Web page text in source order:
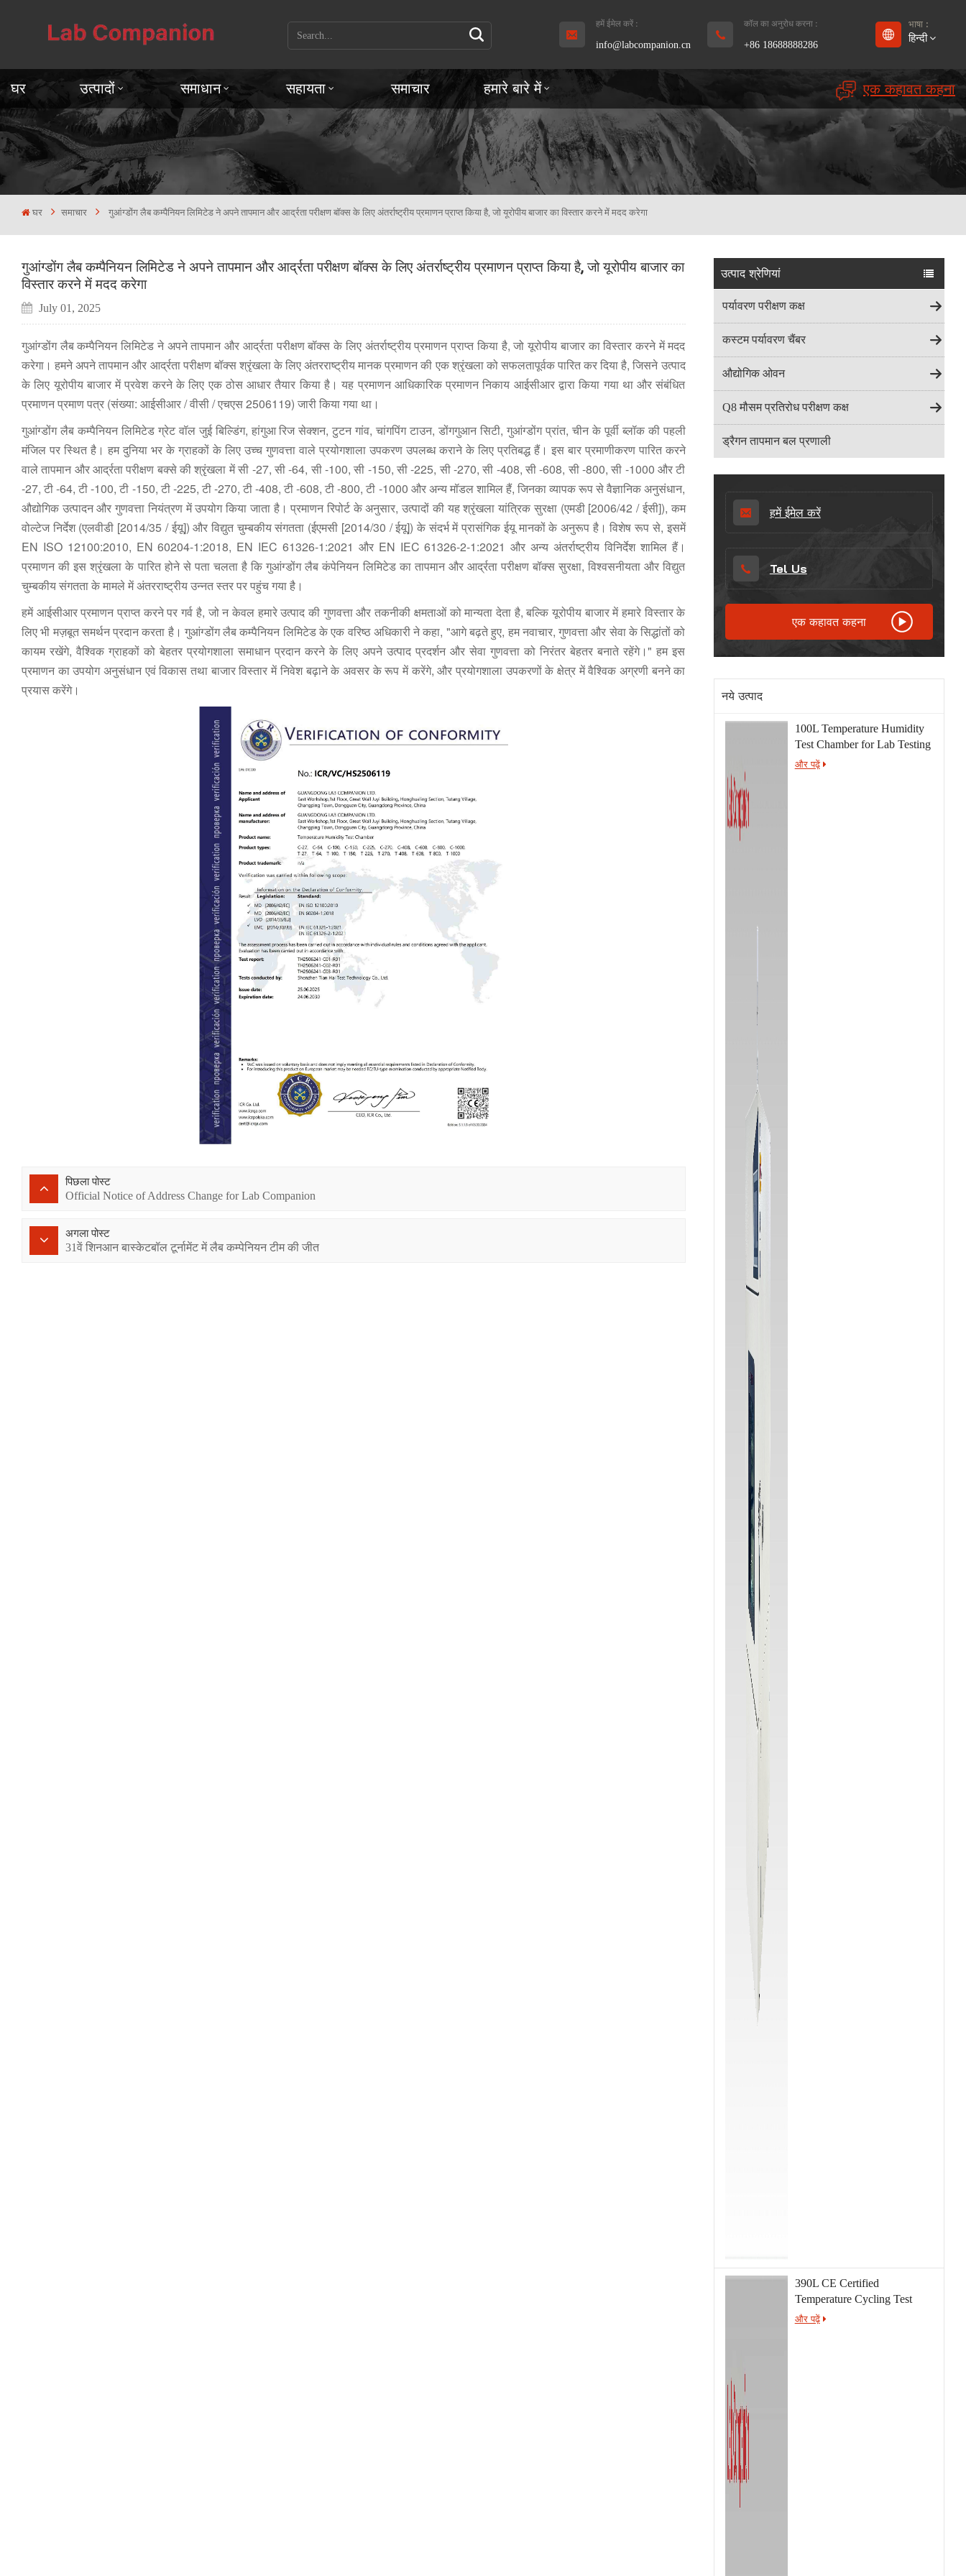
हमें ईमेल करें :
info@labcompanion.cn
कॉल का अनुरोध करना :
+86 18688888286
भाषा :
हिन्दी
English
Español
ภาษาไทย
日本語
Tiếng Việt
中文
घर उत्पादों समाधान सहायता समाचार हमारे बारे में एक कहावत कहना
घर समाचार गुआंग्डोंग लैब कम्पैनियन लिमिटेड ने अपने तापमान और आर्द्रता परीक्षण बॉक्स के लिए अंतर्राष्ट्रीय प्रमाणन प्राप्त किया है, जो यूरोपीय बाजार का विस्तार करने में मदद करेगा
उत्पाद श्रेणियां
पर्यावरण परीक्षण कक्ष
कस्टम पर्यावरण चैंबर
औद्योगिक ओवन
Q8 मौसम प्रतिरोध परीक्षण कक्ष
ड्रैगन तापमान बल प्रणाली
हमें ईमेल करें
Tel Us
एक कहावत कहना
नये उत्पाद
100L Temperature Humidity
Test Chamber for Lab Testing
और पढ़ें
390L CE Certified
Temperature Cycling Test
Chamber
और पढ़ें
गुआंग्डोंग लैब कम्पैनियन लिमिटेड ने अपने तापमान और आर्द्रता परीक्षण बॉक्स के लिए अंतर्राष्ट्रीय प्रमाणन प्राप्त किया है, जो यूरोपीय बाजार का
विस्तार करने में मदद करेगा
July 01, 2025
गुआंग्डोंग लैब कम्पैनियन लिमिटेड ने अपने तापमान और आर्द्रता परीक्षण बॉक्स के लिए अंतर्राष्ट्रीय प्रमाणन प्राप्त किया है, जो यूरोपीय बाजार का विस्तार करने में मदद
करेगा। हमने अपने तापमान और आर्द्रता परीक्षण बॉक्स श्रृंखला के लिए अंतरराष्ट्रीय मानक प्रमाणन की एक श्रृंखला को सफलतापूर्वक पारित कर दिया है, जिसने उत्पाद
के लिए यूरोपीय बाजार में प्रवेश करने के लिए एक ठोस आधार तैयार किया है। यह प्रमाणन आधिकारिक प्रमाणन निकाय आईसीआर द्वारा किया गया था और संबंधित
प्रमाणन प्रमाण पत्र (संख्या: आईसीआर / वीसी / एचएस 2506119) जारी किया गया था।
गुआंग्डोंग लैब कम्पैनियन लिमिटेड ग्रेट वॉल जुई बिल्डिंग, हांगुआ रिज सेक्शन, टुटन गांव, चांगपिंग टाउन, डोंगगुआन सिटी, गुआंग्डोंग प्रांत, चीन के पूर्वी ब्लॉक की पहली
मंजिल पर स्थित है। हम दुनिया भर के ग्राहकों के लिए उच्च गुणवत्ता वाले प्रयोगशाला उपकरण उपलब्ध कराने के लिए प्रतिबद्ध हैं। इस बार प्रमाणीकरण पारित करने
वाले तापमान और आर्द्रता परीक्षण बक्से की श्रृंखला में सी -27, सी -64, सी -100, सी -150, सी -225, सी -270, सी -408, सी -608, सी -800, सी -1000 और टी
-27, टी -64, टी -100, टी -150, टी -225, टी -270, टी -408, टी -608, टी -800, टी -1000 और अन्य मॉडल शामिल हैं, जिनका व्यापक रूप से वैज्ञानिक अनुसंधान,
औद्योगिक उत्पादन और गुणवत्ता नियंत्रण में उपयोग किया जाता है। प्रमाणन रिपोर्ट के अनुसार, उत्पादों की यह श्रृंखला यांत्रिक सुरक्षा (एमडी [2006/42 / ईसी]), कम
वोल्टेज निर्देश (एलवीडी [2014/35 / ईयू]) और विद्युत चुम्बकीय संगतता (ईएमसी [2014/30 / ईयू]) के संदर्भ में प्रासंगिक ईयू मानकों के अनुरूप है। विशेष रूप से, इसमें
EN ISO 12100:2010, EN 60204-1:2018, EN IEC 61326-1:2021 और EN IEC 61326-2-1:2021 और अन्य अंतर्राष्ट्रीय विनिर्देश शामिल हैं।
प्रमाणन की इस श्रृंखला के पारित होने से पता चलता है कि गुआंग्डोंग लैब कंपेनियन लिमिटेड का तापमान और आर्द्रता परीक्षण बॉक्स सुरक्षा, विश्वसनीयता और विद्युत
चुम्बकीय संगतता के मामले में अंतरराष्ट्रीय उन्नत स्तर पर पहुंच गया है।
हमें आईसीआर प्रमाणन प्राप्त करने पर गर्व है, जो न केवल हमारे उत्पाद की गुणवत्ता और तकनीकी क्षमताओं को मान्यता देता है, बल्कि यूरोपीय बाजार में हमारे विस्तार के
लिए भी मज़बूत समर्थन प्रदान करता है। गुआंग्डोंग लैब कम्पैनियन लिमिटेड के एक वरिष्ठ अधिकारी ने कहा, "आगे बढ़ते हुए, हम नवाचार, गुणवत्ता और सेवा के सिद्धांतों को
कायम रखेंगे, वैश्विक ग्राहकों को बेहतर प्रयोगशाला समाधान प्रदान करने के लिए अपने उत्पाद प्रदर्शन और सेवा गुणवत्ता को निरंतर बेहतर बनाते रहेंगे।" हम इस
प्रमाणन का उपयोग अनुसंधान एवं विकास तथा बाजार विस्तार में निवेश बढ़ाने के अवसर के रूप में करेंगे, और प्रयोगशाला उपकरणों के क्षेत्र में वैश्विक अग्रणी बनने का
प्रयास करेंगे।
पिछला पोस्ट
Official Notice of Address Change for Lab Companion
अगला पोस्ट
31वें शिनआन बास्केटबॉल टूर्नामेंट में लैब कम्पेनियन टीम की जीत